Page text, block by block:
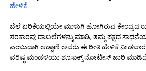
ಹೇಳಿಕೆ
ಬೆಲೆ ಏರಿಕೆಯಲ್ಲಿಯೇ ಮುಳುಗಿ ಹೋಗಿರುವ
ಸರಕಾರವು ದಾಖಲೆಗಳನ್ನು ಮಾಡಿ, ತಮ್ಮ ಪಕ್ಷದ
ಎಂಬುದಾಗಿ ಆಡ್ವಾಣಿ ಅವರು ಈ ರೀತಿ ಹೇಳಿಕೆ
ವರಿಷ್ಠ ಮಂಡಳಿಯು ಶೂಸಾಕ್ಸ್ ನೋಟೀಸ್ ಜಾರಿ